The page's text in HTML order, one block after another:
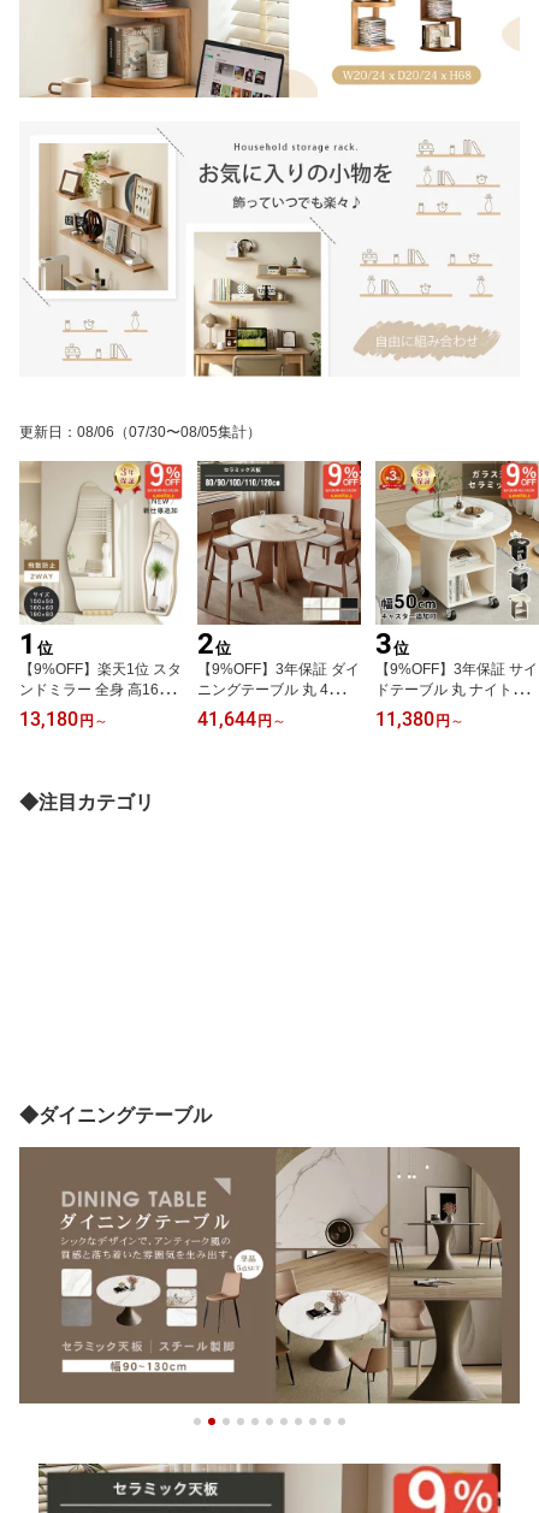
更新日 ： 08/06 （07/30〜08/05集計）
1 位
【9%OFF】楽天1位 スタ
ンドミラー 全身 高160c
m 全身鏡 壁掛け 姿見鏡
ウェーブミラー 150cm
関 スリム 韓国 立てかけ
スタンド 2WAY ノンフレ
13,180 円 ～
2位
【9%OFF】3年保証 ダイ
ニングテーブル 丸 4人掛
け 丸テーブル 幅110cm
セラミック 木製 円型 10
41,644 円 ～
3位
【9%OFF】3年保証 サイ
ドテーブル 丸 ナイトテ
ーブル おしゃれ セラミ
ック 白 収納 幅50cm 北
11,380 円 ～
◆注目カテゴリ
◆ダイニングテーブル